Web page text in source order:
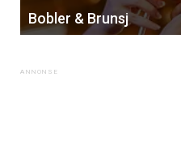
Bobler & Brunsj